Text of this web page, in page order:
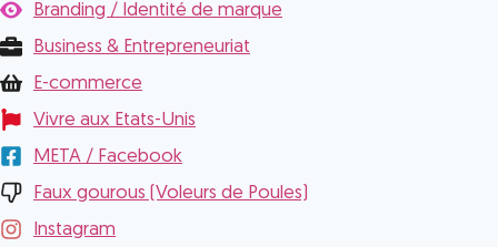
Branding / Identité de marque
Business & Entrepreneuriat
E-commerce
Vivre aux Etats-Unis
META / Facebook
Faux gourous (Voleurs de Poules)
Instagram